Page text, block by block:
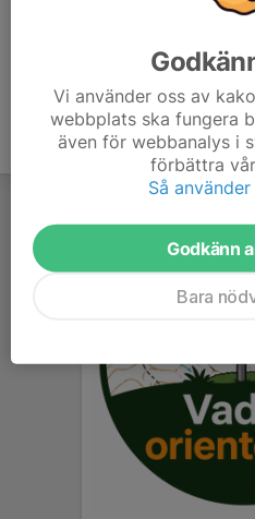
Vi använder oss av
webbplats ska fungera
även för webbanalys i
förbättra
Så
Godkänn
Bara